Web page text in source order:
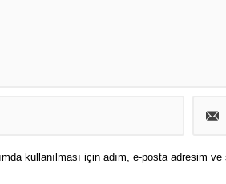
kullanılması için adım, e-posta adresim